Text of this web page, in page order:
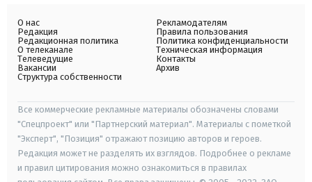
О нас
Редакция
Редакционная политика
О телеканале
Телеведущие
Вакансии
Структура собственности
Рекламодателям
Правила пользования
Политика конфиденциальности
Техническая информация
Контакты
Архив
Все коммерческие рекламные материалы обозначены словами
"Спецпроект" или "Партнерский материал". Материалы с пометкой
"Эксперт", "Позиция" отражают позицию авторов и героев.
Редакция может не разделять их взглядов. Подробнее о рекламе
и правил цитирования можно ознакомиться в правилах